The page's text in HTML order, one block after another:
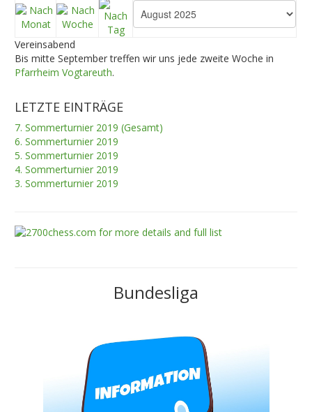
Vereinsabend
Bis mitte September treffen wir uns jede zweite Woche in
Pfarrheim Vogtareuth.
LETZTE EINTRÄGE
7. Sommerturnier 2019 (Gesamt)
6. Sommerturnier 2019
5. Sommerturnier 2019
4. Sommerturnier 2019
3. Sommerturnier 2019
Bundesliga